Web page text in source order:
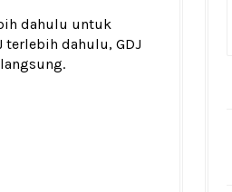
dahulu untuk
dahulu, GDJ